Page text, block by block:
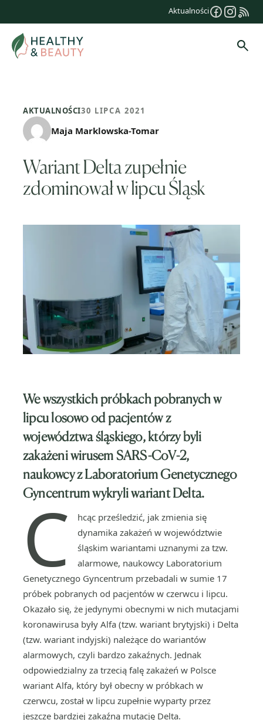
treści
Aktualności
AKTUALNOŚCI30 LIPCA 2021
Maja Marklowska-Tomar
Wariant Delta zupełnie
zdominował w lipcu Śląsk
We wszystkich próbkach pobranych w
lipcu losowo odpacjentów z
województwa śląskiego, którzy byli
zakażeni wirusem SARS-CoV-2,
naukowcyz Laboratorium Genetycznego
Gyncentrumwykryli wariant Delta.
C
hcąc prześledzić, jak zmienia się
dynamika zakażeń w województwie
śląskim wariantami uznanymi za tzw.
alarmowe, naukowcy Laboratorium
Genetycznego Gyncentrum przebadali w sumie 17
próbek pobranych od pacjentów w czerwcu i lipcu.
Okazało się, że jedynymi obecnymi w nich mutacjami
koronawirusa były Alfa (tzw. wariant brytyjski) i Delta
(tzw. wariant indyjski) należące do wariantów
alarmowych, czyli bardzo zakaźnych. Jednak
odpowiedzialny za trzecią falę zakażeń w Polsce
wariant Alfa, który był obecny w próbkach w
czerwcu, został w lipcu zupełnie wyparty przez
jeszcze bardziej zakaźną mutację Delta.